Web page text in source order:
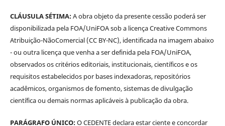
CLÁUSULA SÉTIMA:A obra objeto da presente cessão poderá ser
disponibilizada pela FOA/UniFOA sob a licença Creative Commons
Atribuição-NãoComercial (CC BY-NC), identificada na imagem abaixo
- ou outra licença que venha a ser definida pela FOA/UniFOA,
observados os critérios editoriais, institucionais, científicos e os
requisitos estabelecidos por bases indexadoras, repositórios
acadêmicos, organismos de fomento, sistemas de divulgação
científica ou demais normas aplicáveis à publicação da obra.
PARÁGRAFO ÚNICO:O CEDENTE declara estar ciente e concordar